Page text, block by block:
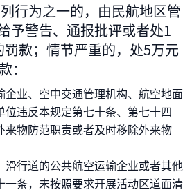
行为之一的，由民航地区管
予警告、通报批评或者处1
款；情节严重的，处5万元
：
业、空中交通管理机构、航空地面
违反本规定第七十条、第七十四
物防范职责或者及时移除外来物
行道的公共航空运输企业或者其他
条，未按照要求开展活动区道面清